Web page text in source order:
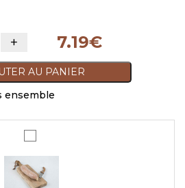
7.19€
de Jambon Blanc 260G
+
AU PANIER
ensemble
À
Cuire